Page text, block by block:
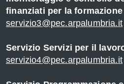
finanziati per la
servizio3@pec.arpalumbria.it
Servizio Servizi per il
servizio4@pec.arpalumbria.it